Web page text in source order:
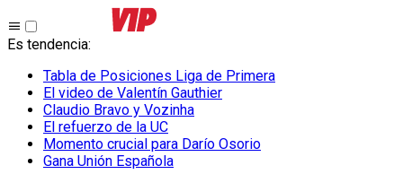
Es tendencia:
Tabla de Posiciones Liga de Primera
El video de Valentín Gauthier
Claudio Bravo y Vozinha
El refuerzo de la UC
Momento crucial para Darío Osorio
Gana Unión Española